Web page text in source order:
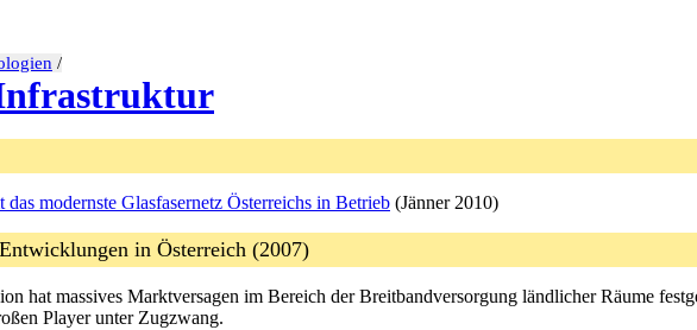
/
das modernste Glasfasernetz Österreichs in Betrieb (Jänner 2010)
in Österreich (2007)
hat massives Marktversagen im Bereich der Breitbandversorgung ländlicher Räume
Player unter Zugzwang.